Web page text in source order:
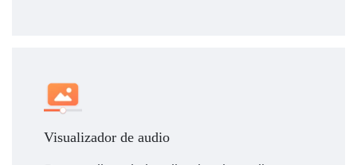
Visualizador de audio